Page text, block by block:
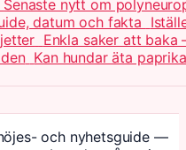
Senaste nytt om
datum och fakta
Enkla saker att
Kan hundar äta
och nyhetsguide —